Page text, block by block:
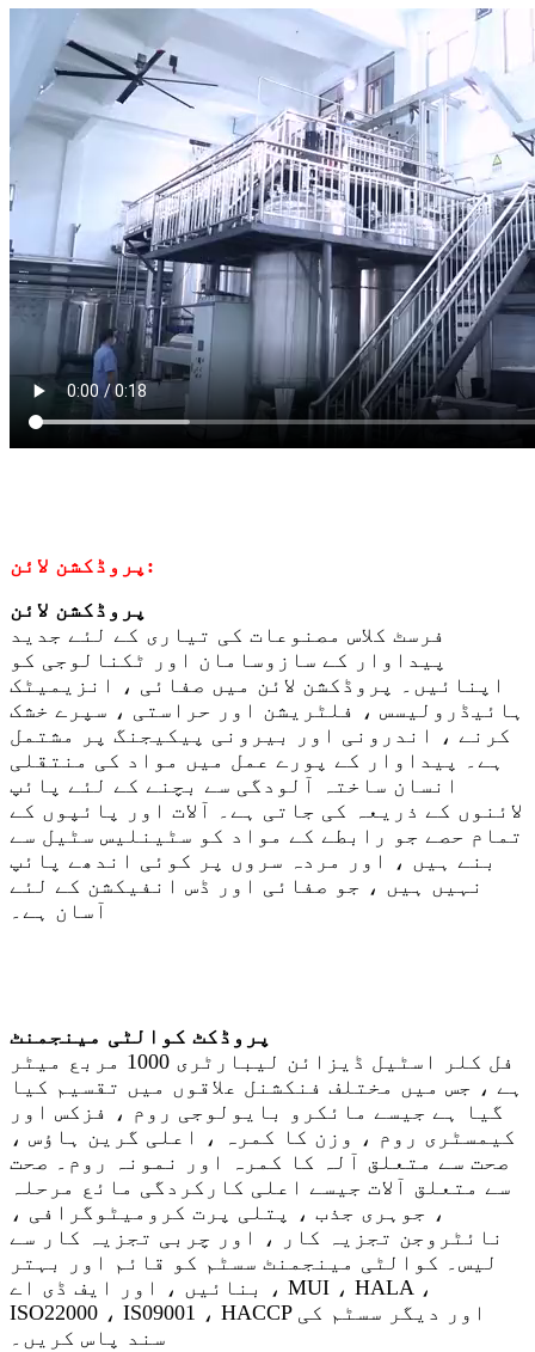
پروڈکشن لائن:
پروڈکشن لائن
فرسٹ کلاس مصنوعات کی تیاری کے لئے جدید
پیداوار کے سازوسامان اور ٹکنالوجی کو
اپنائیں۔ پروڈکشن لائن میں صفائی ، انزیمیٹک
ہائیڈرولیسس ، فلٹریشن اور حراستی ، سپرے خشک
کرنے ، اندرونی اور بیرونی پیکیجنگ پر مشتمل
ہے۔ پیداوار کے پورے عمل میں مواد کی منتقلی
انسان ساختہ آلودگی سے بچنے کے لئے پائپ
لائنوں کے ذریعہ کی جاتی ہے۔ آلات اور پائپوں کے
تمام حصے جو رابطے کے مواد کو سٹینلیس سٹیل سے
بنے ہیں ، اور مردہ سروں پر کوئی اندھے پائپ
نہیں ہیں ، جو صفائی اور ڈس انفیکشن کے لئے
آسان ہے۔
پروڈکٹ کوالٹی مینجمنٹ
فل کلر اسٹیل ڈیزائن لیبارٹری 1000 مربع میٹر
ہے ، جس میں مختلف فنکشنل علاقوں میں تقسیم کیا
گیا ہے جیسے مائکرو بایولوجی روم ، فزکس اور
کیمسٹری روم ، وزن کا کمرہ ، اعلی گرین ہاؤس ،
صحت سے متعلق آلہ کا کمرہ اور نمونہ روم۔ صحت
سے متعلق آلات جیسے اعلی کارکردگی مائع مرحلہ
، جوہری جذب ، پتلی پرت کرومیٹوگرافی ،
نائٹروجن تجزیہ کار ، اور چربی تجزیہ کار سے
لیس۔ کوالٹی مینجمنٹ سسٹم کو قائم اور بہتر
بنائیں ، اور ایف ڈی اے ، MUI ، HALA ،
ISO22000 ، IS09001 ، HACCP اور دیگر سسٹم کی
سند پاس کریں۔